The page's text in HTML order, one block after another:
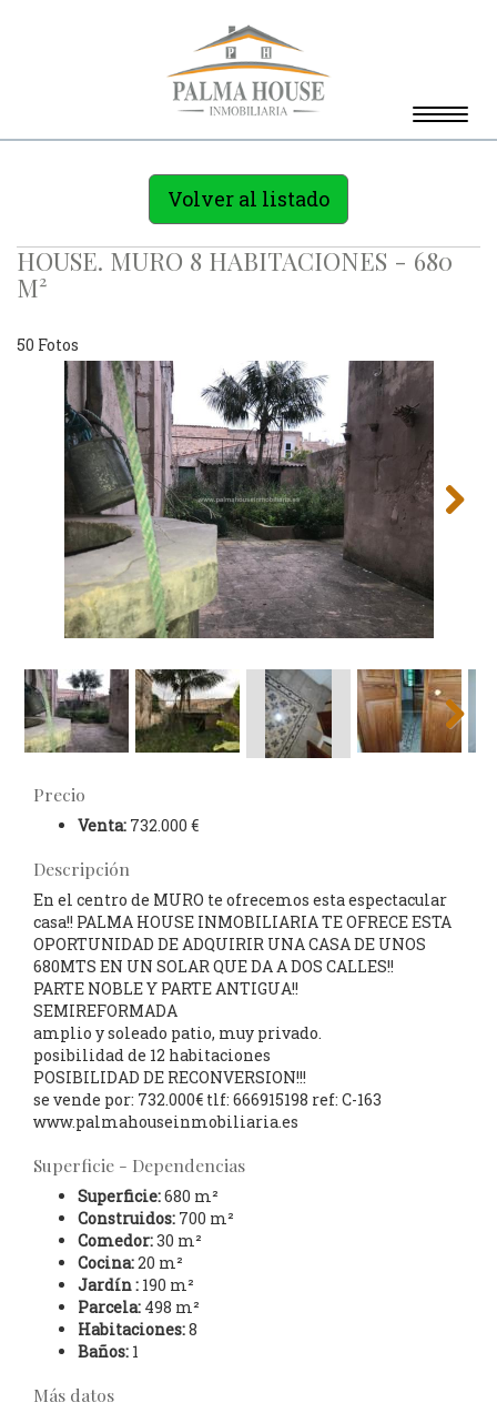
Toggle
Volver al listado
HOUSE. MURO 8 HABITACIONES - 680
M²
50 Fotos
Next
Precio
Venta: 732.000 €
Descripción
En el centro de MURO te ofrecemos esta espectacular
casa!! PALMA HOUSE INMOBILIARIA TE OFRECE ESTA
OPORTUNIDAD DE ADQUIRIR UNA CASA DE UNOS
680MTS EN UN SOLAR QUE DA A DOS CALLES!!
PARTE NOBLE Y PARTE ANTIGUA!!
SEMIREFORMADA
amplio y soleado patio, muy privado.
posibilidad de 12 habitaciones
POSIBILIDAD DE RECONVERSION!!!
se vende por: 732.000€ tlf: 666915198 ref: C-163
www.palmahouseinmobiliaria.es
Superficie - Dependencias
Superficie:680 m²
Construidos: 700 m²
Comedor:30 m²
Cocina:20 m²
Jardín : 190 m²
Parcela: 498 m²
Habitaciones:8
Baños: 1
Más datos